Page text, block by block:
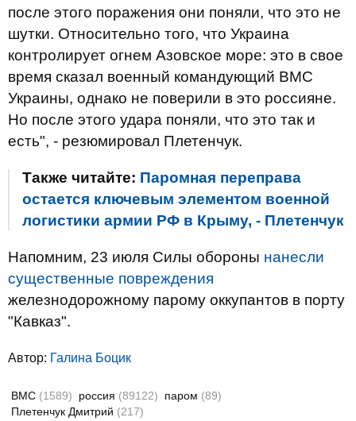
после этого поражения они поняли, что это не
шутки. Относительно того, что Украина
контролирует огнем Азовское море: это в свое
время сказал военный командующий ВМС
Украины, однако не поверили в это россияне.
Но после этого удара поняли, что это так и
есть", - резюмировал Плетенчук.
Также читайте: Паромная переправа
остается ключевым элементом военной
логистики армии РФ в Крыму, - Плетенчук
Напомним, 23 июля Силы обороны нанесли
существенные повреждения
железнодорожному парому оккупантов в порту
"Кавказ".
Автор: Галина Боцик
ВМС (1589) россия (89122) паром (89)
Плетенчук Дмитрий (217)